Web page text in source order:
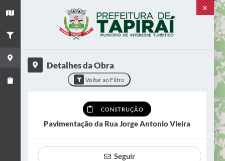
2
EM ANDAMENTO
Quaresmal
VER OBRA
✕
Detalhes da Obra
Voltar ao Filtro
CONSTRUÇÃO
Pavimentação da Rua Jorge Antonio Vieira
Seguir